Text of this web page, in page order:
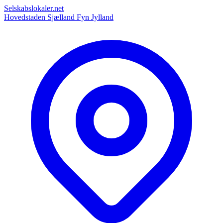
Selskabslokaler.net
Hovedstaden Sjælland Fyn Jylland